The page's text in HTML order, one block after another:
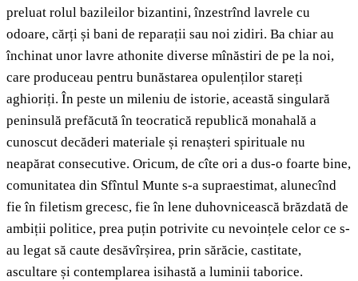
preluat rolul bazileilor bizantini, înzestrînd lavrele cu
odoare, cărți și bani de reparații sau noi zidiri. Ba chiar au
închinat unor lavre athonite diverse mînăstiri de pe la noi,
care produceau pentru bunăstarea opulenților stareți
aghioriți. În peste un mileniu de istorie, această singulară
peninsulă prefăcută în teocratică republică monahală a
cunoscut decăderi materiale și renașteri spirituale nu
neapărat consecutive. Oricum, de cîte ori a dus-o foarte bine,
comunitatea din Sfîntul Munte s-a supraestimat, alunecînd
fie în filetism grecesc, fie în lene duhovnicească brăzdată de
ambiții politice, prea puțin potrivite cu nevoințele celor ce s-
au legat să caute desăvîrșirea, prin sărăcie, castitate,
ascultare și contemplarea isihastă a luminii taborice.